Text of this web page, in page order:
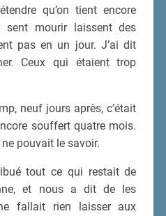
qu’on tient encore
sent mourir laissent des
pas en un jour. J’ai dit
Ceux qui étaient trop
neuf jours après, c’était
souffert quatre mois.
pouvait le savoir.
tout ce qui restait de
et nous a dit de les
fallait rien laisser aux